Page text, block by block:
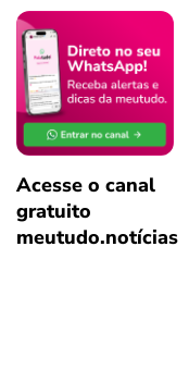
Acesse o canal
gratuito
meutudo.notícias